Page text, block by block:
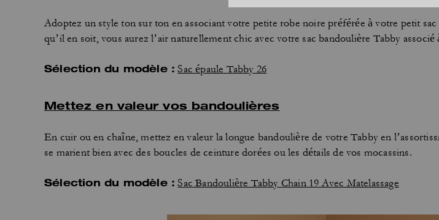
Adoptez un style ton sur ton en associant votre petite robe noire préférée à votre petit
qu’il en soit, vous aurez l’air naturellement chic avec votre sac bandoulière Tabby
Sélection du modèle : Sac épaule Tabby 26
Mettez en valeur vos bandoulières
En cuir ou en chaîne, mettez en valeur la longue bandoulière de votre Tabby en
se marient bien avec des boucles de ceinture dorées ou les détails de vos mocassins.
Sélection du modèle : Sac Bandoulière Tabby Chain 19 Avec Matelassage